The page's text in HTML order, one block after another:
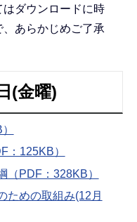
ダウンロードに時
あらかじめご了承
(金曜)
125KB）
PDF：328KB）
めの取組み(12月